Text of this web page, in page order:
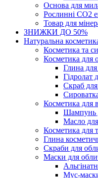
Основа для
Рослинні СО2
Товар для
ЗНИЖКИ ДО 50%
Натуральна
Косметика та
Косметика для
Глина
Гідролат
Скраб
Косметика для
Шампунь
Масло
Косметика для
Глина
Скраби для
Маски для
Мус-